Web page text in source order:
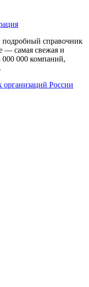
справочник
— самая свежая и
000 000 компаний,
организаций России